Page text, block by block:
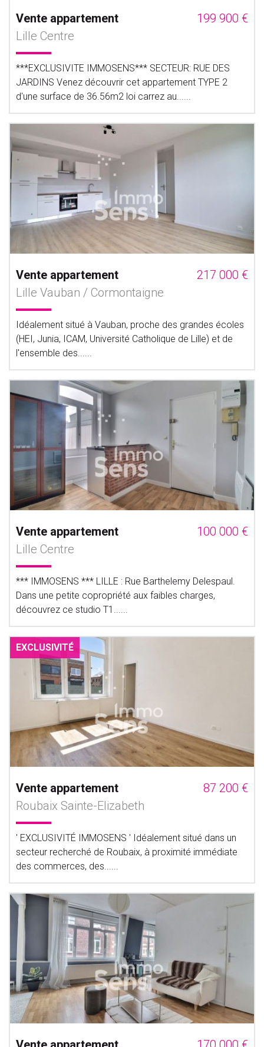
Vente appartement
199 900 €
Lille Centre
***EXCLUSIVITE IMMOSENS*** SECTEUR: RUE DES
JARDINS Venez découvrir cet appartement TYPE 2
d'une surface de 36.56m2 loi carrez au......
Vente appartement
217 000 €
Lille Vauban / Cormontaigne
Idéalement situé à Vauban, proche des grandes écoles
(HEI, Junia, ICAM, Université Catholique de Lille) et de
l'ensemble des......
Vente appartement
100 000 €
Lille Centre
*** IMMOSENS *** LILLE : Rue Barthelemy Delespaul.
Dans une petite copropriété aux faibles charges,
découvrez ce studio T1......
EXCLUSIVITÉ
Vente appartement
87 200 €
Roubaix Sainte-Elizabeth
' EXCLUSIVITÉ IMMOSENS ' Idéalement situé dans un
secteur recherché de Roubaix, à proximité immédiate
des commerces, des......